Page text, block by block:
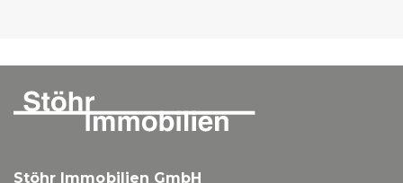
Stöhr Immobilien GmbH